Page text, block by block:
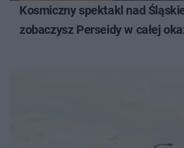
Kosmiczny spektakl nad
zobaczysz Perseidy w całej